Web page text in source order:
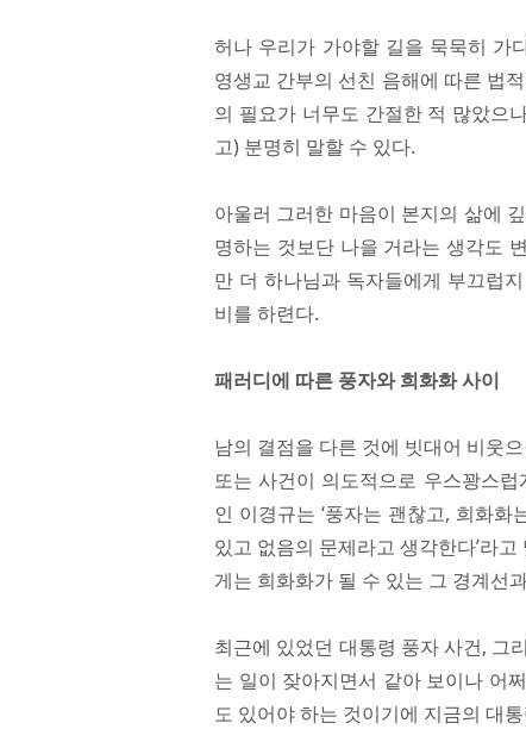
허나 우리가 가야할 길을 묵묵히 가
영생교 간부의 선친 음해에 따른 법
의 필요가 너무도 간절한 적 많았으
고) 분명히 말할 수 있다.
아울러 그러한 마음이 본지의 삶에
명하는 것보단 나을 거라는 생각도
만 더 하나님과 독자들에게 부끄럽
비를 하련다.
패러디에 따른 풍자와 희화화 사이
남의 결점을 다른 것에 빗대어 비웃
또는 사건이 의도적으로 우스꽝스럽
인 이경규는 ‘풍자는 괜찮고, 희화
있고 없음의 문제라고 생각한다’라
게는 희화화가 될 수 있는 그 경계선
최근에 있었던 대통령 풍자 사건, 그
는 일이 잦아지면서 같아 보이나 어
도 있어야 하는 것이기에 지금의 대